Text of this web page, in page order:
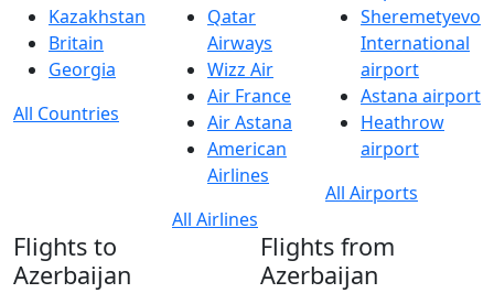
Kazakhstan
Britain
Georgia
All Countries
Qatar
Airways
Wizz Air
Air France
Air Astana
American
Airlines
All Airlines
Sheremetyevo
International
airport
Astana airport
Heathrow
airport
All Airports
Flights to
Azerbaijan
Flights from
Azerbaijan